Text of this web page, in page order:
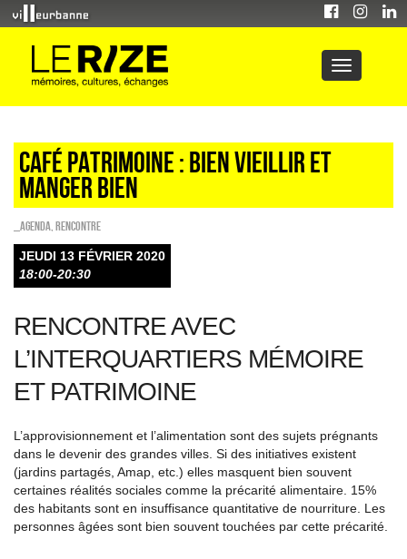
Café patrimoine : Bien vieillir et
manger bien
_Agenda Rencontre
JEUDI 13 FÉVRIER 2020
18:00-20:30
RENCONTRE AVEC
L’INTERQUARTIERS MÉMOIRE
ET PATRIMOINE
L’approvisionnement et l’alimentation sont des sujets prégnants
dans le devenir des grandes villes. Si des initiatives existent
(jardins partagés, Amap, etc.) elles masquent bien souvent
certaines réalités sociales comme la précarité alimentaire. 15%
des habitants sont en insuffisance quantitative de nourriture. Les
personnes âgées sont bien souvent touchées par cette précarité.